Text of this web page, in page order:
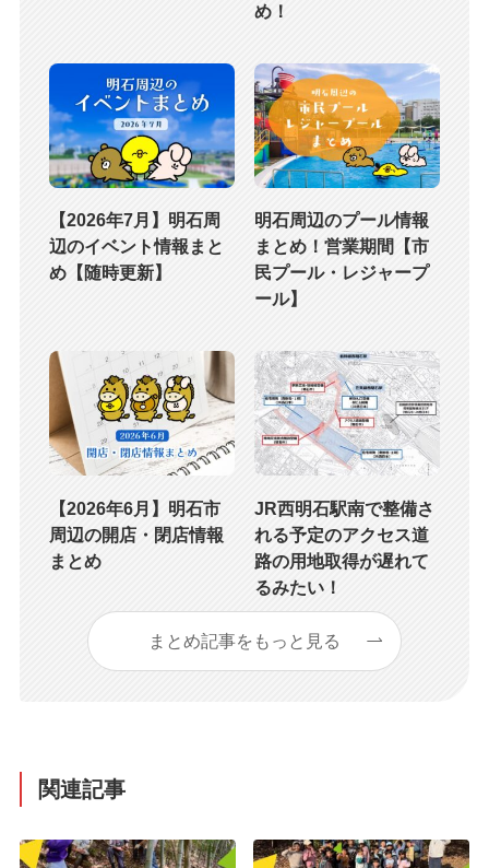
め！
【2026年7月】明石周
辺のイベント情報まと
め【随時更新】
明石周辺のプール情報
まとめ！営業期間【市
民プール・レジャープ
ール】
【2026年6月】明石市
周辺の開店・閉店情報
まとめ
JR西明石駅南で整備さ
れる予定のアクセス道
路の用地取得が遅れて
るみたい！
まとめ記事をもっと見る
関連記事